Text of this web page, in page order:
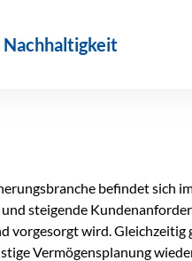
Nachhaltigkeit
befindet sich
steigende
vorgesorgt wird.
Vermögensplanung